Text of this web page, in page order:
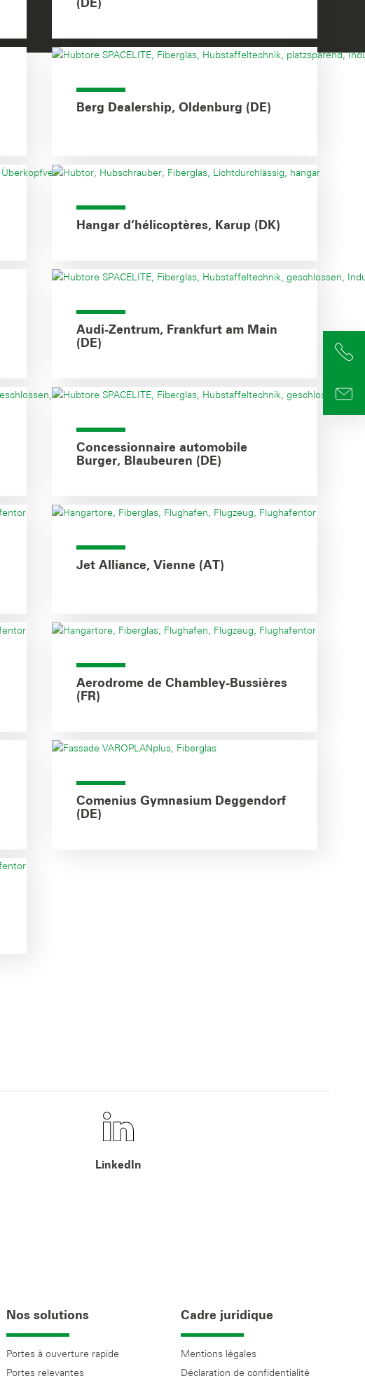
(DE)
Berg Dealership, Oldenburg (DE)
Hangar d‘hélicoptères, Karup (DK)
Audi-Zentrum, Frankfurt am Main
(DE)
Concessionnaire automobile
Burger, Blaubeuren (DE)
Jet Alliance, Vienne (AT)
Aerodrome de Chambley-Bussières
(FR)
Comenius Gymnasium Deggendorf
(DE)
LinkedIn
Nos solutions
Portes à ouverture rapide
Portes relevantes
Cadre juridique
Mentions légales
Déclaration de confidentialité